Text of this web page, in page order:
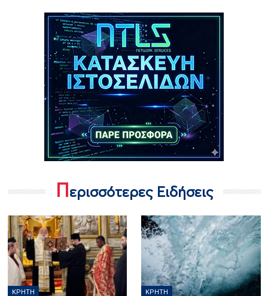
Περισσότερες Ειδήσεις
ΚΡΉΤΗ ΚΡΉΤΗ